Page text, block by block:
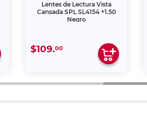
Lentes de Lectura Vista
Cansada SPL SL4154 +1.50
Negro
$109.00